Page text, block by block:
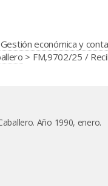
económica y
> FM,9702/25 /
Año 1990, enero.